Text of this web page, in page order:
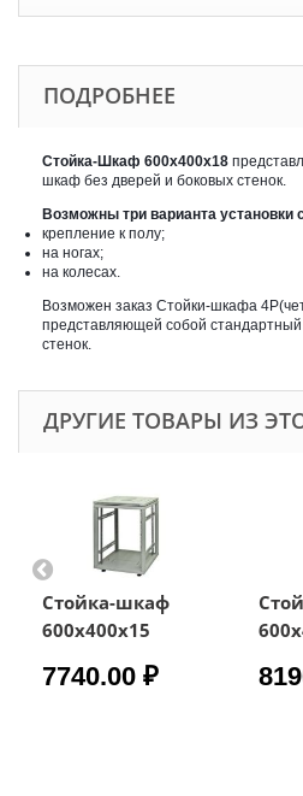
ПОДРОБНЕЕ
Стойка-Шкаф 600х400х18
шкаф без дверей и боковых стенок.
Возможны три варианта установки
крепление к полу;
на ногах;
на колесах.
Возможен заказ Стойки-шкафа
представляющей собой
стенок.
ДРУГИЕ ТОВАРЫ ИЗ
Стойка-шкаф
600х400х15
7740.00 ₽